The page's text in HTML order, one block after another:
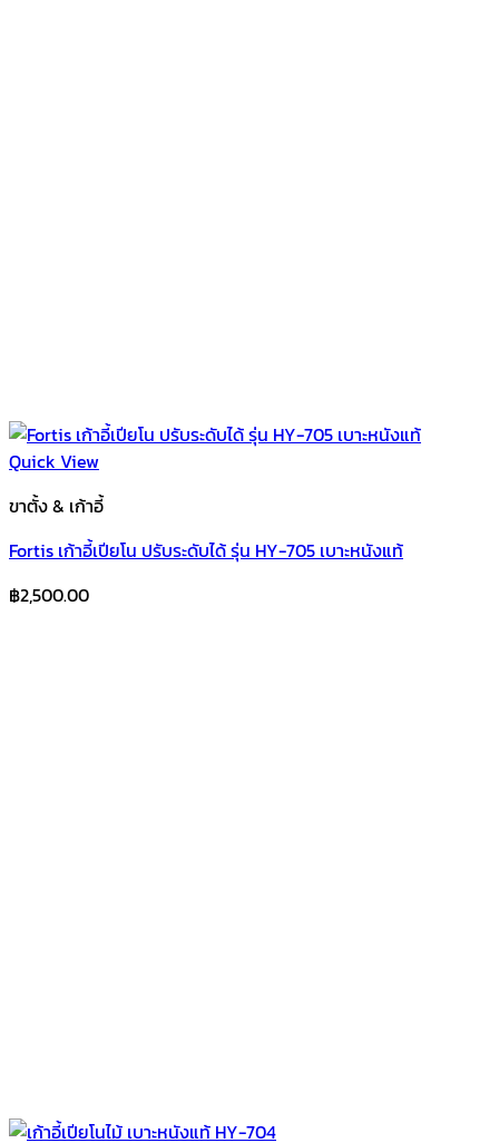
Quick View
ขาตั้ง & เก้าอี้
Fortis เก้าอี้เปียโน ปรับระดับได้ รุ่น HY-705 เบาะหนังแท้
฿2,500.00